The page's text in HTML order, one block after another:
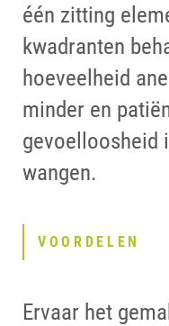
SOPIRA® Carpule®
één zitting
kwadranten
hoeveelheid
minder en
gevoelloosheid
wangen.
VOORDELEN
Ervaar het